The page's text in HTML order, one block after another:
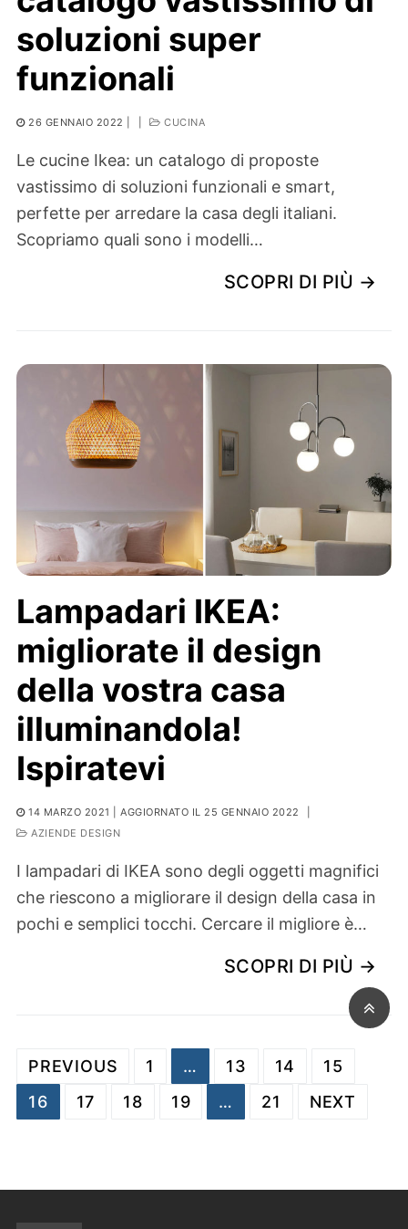
soluzioni super
funzionali
26 GENNAIO 2022 CUCINA
Le cucine Ikea: un catalogo di proposte
vastissimo di soluzioni funzionali e smart,
perfette per arredare la casa degli italiani.
Scopriamo quali sono i modelli…
SCOPRI DI PIÙ →
Lampadari IKEA:
migliorate il design
della vostra casa
illuminandola!
Ispiratevi
14 MARZO 2021 | AGGIORNATO IL 25 GENNAIO 2022
AZIENDE DESIGN
I lampadari di IKEA sono degli oggetti magnifici
che riescono a migliorare il design della casa in
pochi e semplici tocchi. Cercare il migliore è…
SCOPRI DI PIÙ →
Paginazione degli articoli
PREVIOUS 1 … 13 14
15
16
17 18 19 … 21 NEXT